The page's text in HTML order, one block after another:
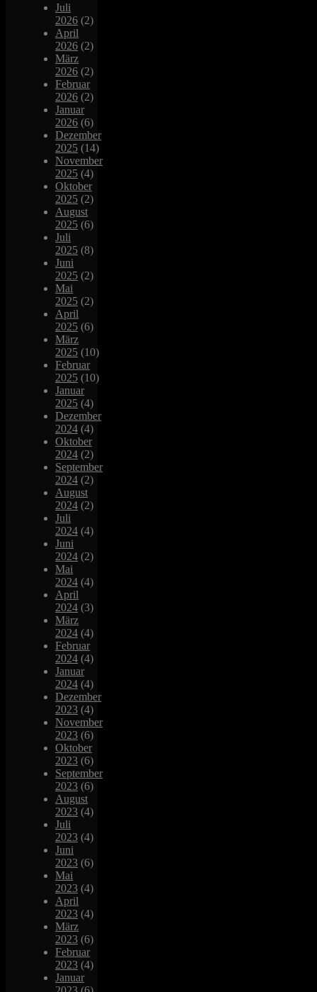
Juli
2026 (2)
April
2026 (2)
März
2026 (2)
Februar
2026 (2)
Januar
2026 (6)
Dezember
2025 (14)
November
2025 (4)
Oktober
2025 (2)
August
2025 (6)
Juli
2025 (8)
Juni
2025 (2)
Mai
2025 (2)
April
2025 (6)
März
2025 (10)
Februar
2025 (10)
Januar
2025 (4)
Dezember
2024 (4)
Oktober
2024 (2)
September
2024 (2)
August
2024 (2)
Juli
2024 (4)
Juni
2024 (2)
Mai
2024 (4)
April
2024 (3)
März
2024 (4)
Februar
2024 (4)
Januar
2024 (4)
Dezember
2023 (4)
November
2023 (6)
Oktober
2023 (6)
September
2023 (6)
August
2023 (4)
Juli
2023 (4)
Juni
2023 (6)
Mai
2023 (4)
April
2023 (4)
März
2023 (6)
Februar
2023 (4)
Januar